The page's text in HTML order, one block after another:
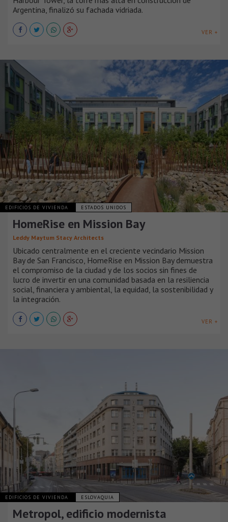
Argentina, finalizó su fachada vidriada.
VER +
EDIFICIOS DE VIVIENDA ESTADOS UNIDOS
HomeRise en Mission Bay
Leddy Maytum Stacy Architects
Ubicado centralmente en el creciente vecindario Mission
Bay de San Francisco, HomeRise en Mission Bay demuestra
el compromiso de la ciudad y de los socios sin fines de
lucro de invertir en una comunidad basada en la resiliencia
social, financiera y ambiental, la equidad, la sostenibilidad y
la integración.
VER +
EDIFICIOS DE VIVIENDA ESLOVAQUIA
Metropol, edificio modernista